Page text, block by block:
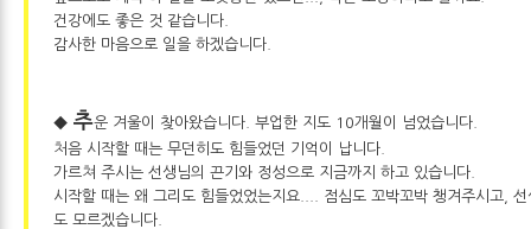
건강에도 좋은 것 같습니다.
감사한 마음으로 일을 하겠습니다.
◆ 추운 겨울이 찾아왔습니다. 부업한 지도 10개월이 넘었습니다.
처음 시작할 때는 무던히도 힘들었던 기억이 납니다.
가르쳐 주시는 선생님의 끈기와 정성으로 지금까지 하고 있습니다.
시작할 때는 왜 그리도 힘들었었는지요.... 점심도 꼬박꼬박 챙겨주시고,
도 모르겠습니다.